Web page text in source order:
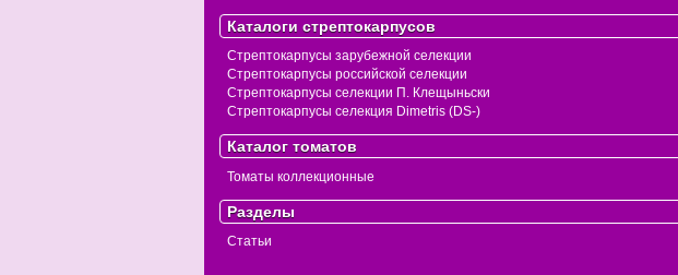
Каталоги стрептокарпусов
Стрептокарпусы зарубежной селекции
Стрептокарпусы российской селекции
Стрептокарпусы селекции П. Клещыньски
Стрептокарпусы селекция Dimetris (DS-)
Каталог томатов
Томаты коллекционные
Разделы
Статьи